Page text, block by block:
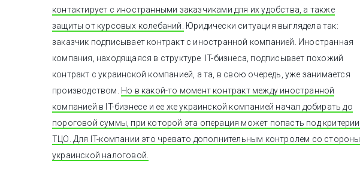
контактирует с иностранными заказчиками для их удобства, а также
защиты от курсовых колебаний. Юридически ситуация выглядела так:
заказчик подписывает контракт с иностранной компанией. Иностранная
компания, находящаяся в структуре IT-бизнеса, подписывает похожий
контракт с украинской компанией, а та, в свою очередь, уже занимается
производством. Но в какой-то момент контракт между иностранной
компанией в IT-бизнесе и ее же украинской компанией начал добирать до
пороговой суммы, при которой эта операция может попасть под критерии
ТЦО. Для IT-компании это чревато дополнительным контролем со стороны
украинской налоговой.